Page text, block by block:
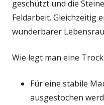
geschützt und die
Feldarbeit. Gleichzeitig
wunderbarer
Wie legt man eine
Für eine stabile
ausgestochen